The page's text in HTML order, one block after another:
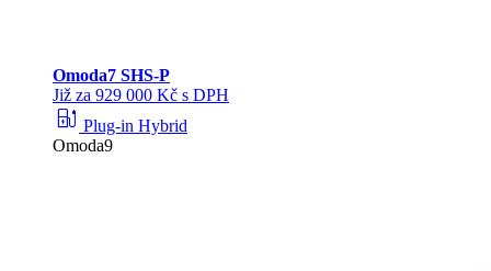
Omoda7 SHS-P
Již za 929 000 Kč s DPH
ev_station Plug-in Hybrid
Omoda9